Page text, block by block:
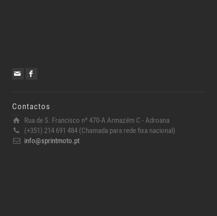
Contactos
Rua de S. Francisco nº 470-A Armazém C - Adroana
(+351) 214 691 484 (Chamada para rede fixa nacional)
info@sprintmoto.pt